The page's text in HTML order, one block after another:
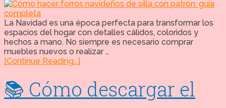
La Navidad es una época perfecta para transformar los
espacios del hogar con detalles cálidos, coloridos y
hechos a mano. No siempre es necesario comprar
muebles nuevos o realizar …
[Continue Reading...]
📚 Cómo descargar el